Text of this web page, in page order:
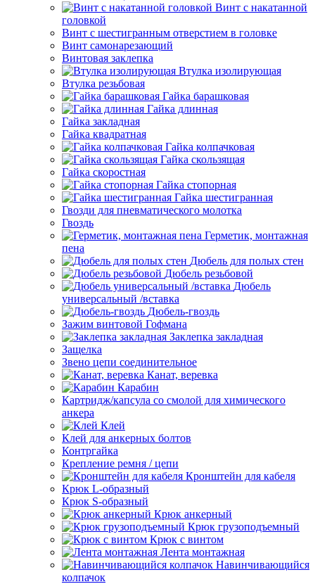
Винт с накатанной
головкой
Винт с шестигранным отверстием в головке
Винт самонарезающий
Винтовая заклепка
Втулка изолирующая
Втулка резьбовая
Гайка барашковая
Гайка длинная
Гайка закладная
Гайка квадратная
Гайка колпачковая
Гайка скользящая
Гайка скоростная
Гайка стопорная
Гайка шестигранная
Гвозди для пневматического молотка
Гвоздь
Герметик, монтажная
пена
Дюбель для полых стен
Дюбель резьбовой
Дюбель
универсальный /вставка
Дюбель-гвоздь
Зажим винтовой Гофмана
Заклепка закладная
Защелка
Звено цепи соединительное
Канат, веревка
Карабин
Картридж/капсула со смолой для химического
анкера
Клей
Клей для анкерных болтов
Контргайка
Крепление ремня / цепи
Кронштейн для кабеля
Крюк L-образный
Крюк S-образный
Крюк анкерный
Крюк грузоподъемный
Крюк с винтом
Лента монтажная
Навинчивающийся
колпачок